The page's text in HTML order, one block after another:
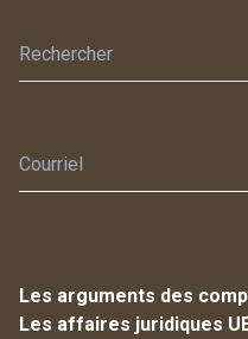
Les arguments des
Les affaires juridiques